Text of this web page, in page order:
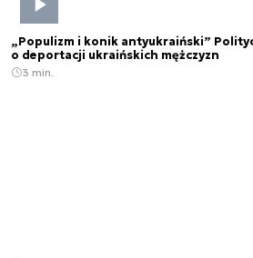
„Populizm i konik antyukraiński”
o deportacji ukraińskich mężczyzn
3 min.